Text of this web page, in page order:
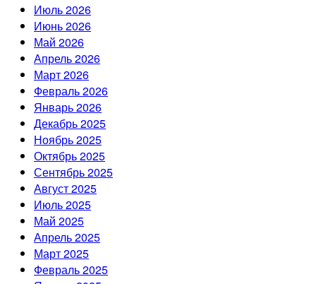
Июль 2026
Июнь 2026
Май 2026
Апрель 2026
Март 2026
Февраль 2026
Январь 2026
Декабрь 2025
Ноябрь 2025
Октябрь 2025
Сентябрь 2025
Август 2025
Июль 2025
Май 2025
Апрель 2025
Март 2025
Февраль 2025